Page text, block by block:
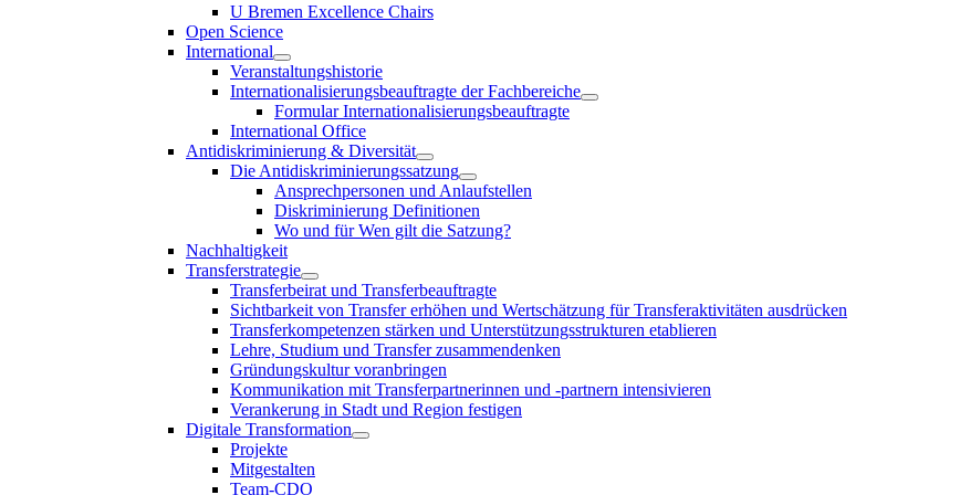
U Bremen Excellence Chairs
Open Science
International
Veranstaltungshistorie
Internationalisierungsbeauftragte der Fachbereiche
Formular Internationalisierungsbeauftragte
International Office
Antidiskriminierung & Diversität
Die Antidiskriminierungssatzung
Ansprechpersonen und Anlaufstellen
Diskriminierung Definitionen
Wo und für Wen gilt die Satzung?
Nachhaltigkeit
Transferstrategie
Transferbeirat und Transferbeauftragte
Sichtbarkeit von Transfer erhöhen und Wertschätzung für Transferaktivitäten ausdrücken
Transferkompetenzen stärken und Unterstützungsstrukturen etablieren
Lehre, Studium und Transfer zusammendenken
Gründungskultur voranbringen
Kommunikation mit Transferpartnerinnen und -partnern intensivieren
Verankerung in Stadt und Region festigen
Digitale Transformation
Projekte
Mitgestalten
Team-CDO